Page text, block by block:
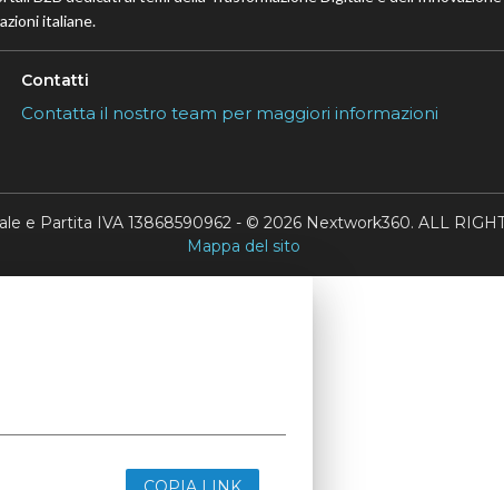
italiane.
Contatti
Contatta il nostro team per maggiori informazioni
e Partita IVA 13868590962 - © 2026 Nextwork360. ALL
Mappa del sito